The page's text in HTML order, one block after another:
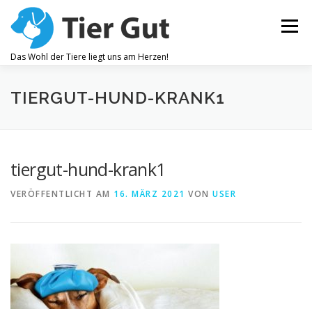
Inhalt
springen
Das Wohl der Tiere liegt uns am Herzen!
Menü
ZAHNPFLEGE GELENKBESCHWERDEN
OHRENPFLEGE
TIERGUT-HUND-KRANK1
tiergut-hund-krank1
VERÖFFENTLICHT AM 16. MÄRZ 2021 VON USER